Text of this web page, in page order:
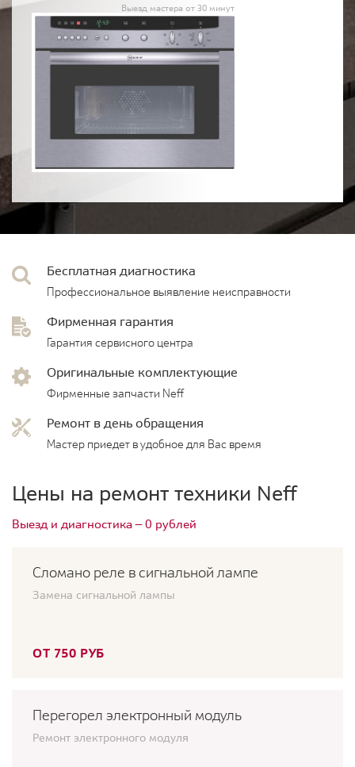
Выезд мастера от 30 минут
Бесплатная диагностика
Профессиональное выявление неисправности
Фирменная гарантия
Гарантия сервисного центра
Оригинальные комплектующие
Фирменные запчасти Neff
Ремонт в день обращения
Мастер приедет в удобное для Вас время
Цены на ремонт техники Neff
Выезд и диагностика — 0 рублей
Сломано реле в сигнальной лампе
Замена сигнальной лампы
ОТ 750 РУБ
Перегорел электронный модуль
Ремонт электронного модуля